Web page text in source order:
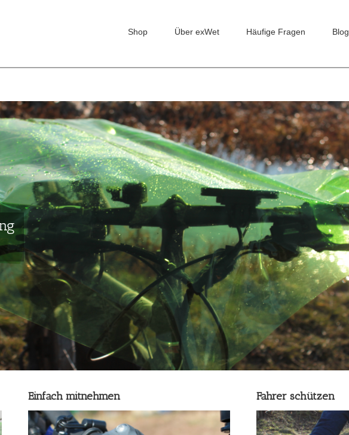
Shop Über exWet Häufige Fragen Blog
Einfach mitnehmen Fahrer schützen